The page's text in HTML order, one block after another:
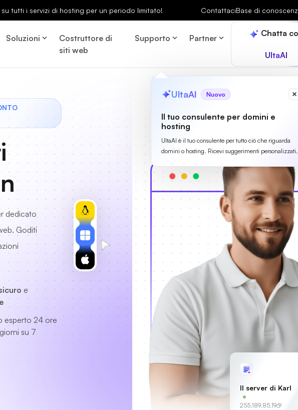
tutti i servizi di hosting per un periodo limitato! ContattaciBase di
Soluzioni
Costruttore di
siti web
Supporto Partner Chatta
UltaAI
UltaAI Nuovo
Il tuo consulente per domini e
hosting
UltaAI è il tuo consulente per tutto ciò che riguarda
domini o hosting. Ricevi suggerimenti personalizzati.
dedicato
Goditi
e
esperto 24 ore
su 7
Il server di Karl
255.189.85.19